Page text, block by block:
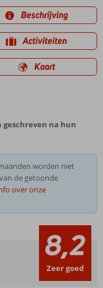
Beschrijving
Activiteiten
Kaart
na hun
worden niet
de getoonde
over onze
8,2
Zeer goed